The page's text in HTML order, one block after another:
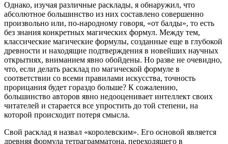
Однако, изучая различные расклады, я обнаружил, что
абсолютное большинство из них составлено совершенно
произвольно или, по-народному говоря, «от балды», то есть
без знания конкретных магических формул. Между тем,
классические магические формулы, созданные еще в глубокой
древности и находящие подтверждения в новейших научных
открытиях, вниманием явно обойдены. Но разве не очевидно,
что, если делать расклад по магической формуле в
соответствии со всеми правилами искусства, точность
прорицания будет гораздо больше? К сожалению,
большинство авторов явно недооценивает интеллект своих
читателей и старается все упростить до той степени, на
которой происходит потеря смысла.
Свой расклад я назвал «королевским». Его основой является
древняя формула тетраграмматона, переходящего в